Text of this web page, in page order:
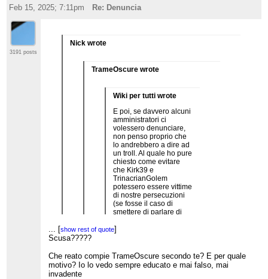
Feb 15, 2025; 7:11pm
Re: Denuncia
3191 posts
Nick wrote
TrameOscure wrote
Wiki per tutti wrote
E poi, se davvero alcuni
amministratori ci
volessero denunciare,
non penso proprio che
lo andrebbero a dire ad
un troll. Al quale ho pure
chiesto come evitare
che Kirk39 e
TrinacrianGolem
potessero essere vittime
di nostre persecuzioni
(se fosse il caso di
smettere di parlare di
fossero loro) ma non mi
Appunto.
...[show rest of quote]
Secondo me la figura del buffone che vuole
ficcanasare nel bilancio di WMI qui la stai facendo
[show rest of quote]
Scusa?????
Che reato compie TrameOscure secondo te? E per quale
motivo? Io lo vedo sempre educato e mai falso, mai
invadente